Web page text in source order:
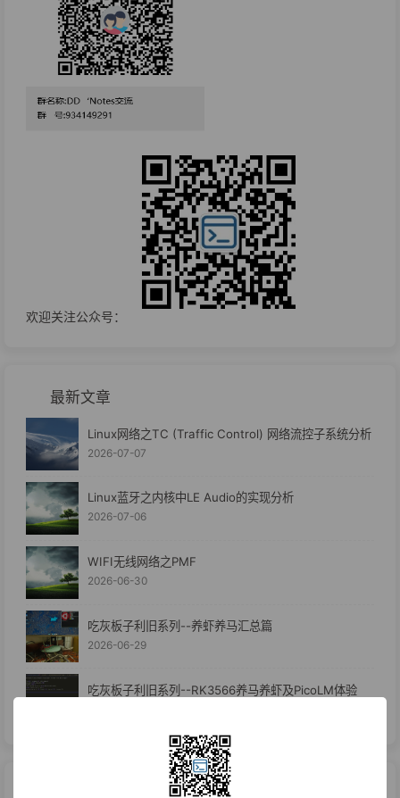
欢迎关注公众号：
最新文章
Linux网络之TC (Traffic Control) 网络流控子系统分析
2026-07-07
Linux蓝牙之内核中LE Audio的实现分析
2026-07-06
WIFI无线网络之PMF
2026-06-30
吃灰板子利旧系列--养虾养马汇总篇
2026-06-29
吃灰板子利旧系列--RK3566养马养虾及PicoLM体验